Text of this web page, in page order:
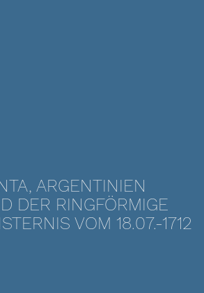
ARGENTINIEN
DER RINGFÖRMIGE
VOM 18.07.-1712